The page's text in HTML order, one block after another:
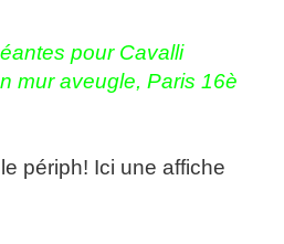
pour Cavalli
mur aveugle, Paris 16è
périph! Ici une affiche